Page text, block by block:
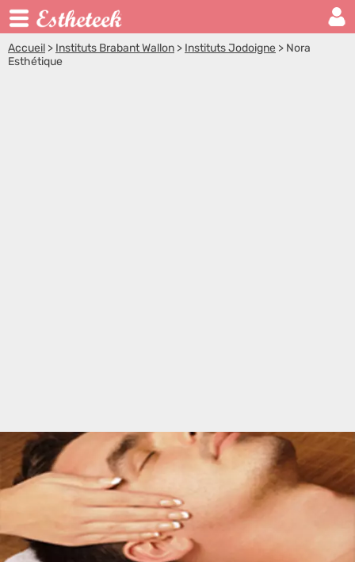
Accueil > Instituts Brabant Wallon > Instituts Jodoigne > Nora
Esthétique